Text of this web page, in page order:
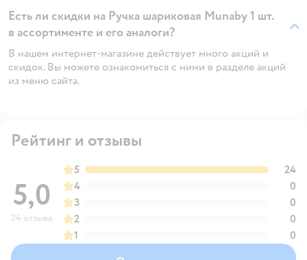
Есть ли скидки на Ручка шариковая Munaby 1 шт.
в ассортименте и его аналоги?
В нашем интернет-магазине действует много акций и
скидок. Вы можете ознакомиться с ними в разделе акций
из меню сайта.
Рейтинг и отзывы
5,0
24 отзыва
5
24
4
0
3
0
2
0
1
0